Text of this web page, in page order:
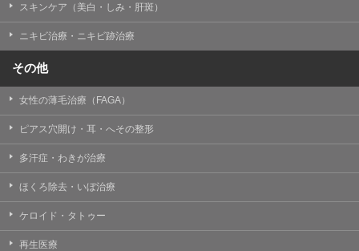
スキンケア（美白・しみ・肝斑）
ニキビ治療・ニキビ跡治療
その他
女性の薄毛治療（FAGA）
ピアス穴開け・耳・へその整形
多汗症・わきが治療
ほくろ除去・いぼ治療
ケロイド・タトゥー
再生医療